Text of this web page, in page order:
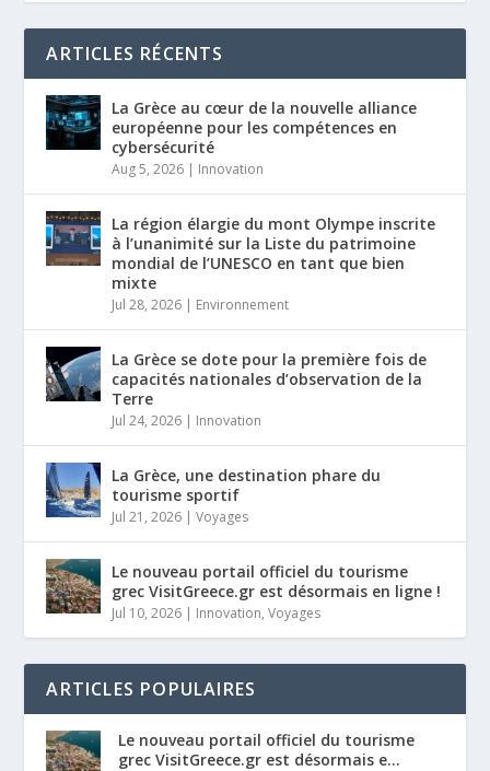
ARTICLES RÉCENTS
La Grèce au cœur de la nouvelle alliance
européenne pour les compétences en
cybersécurité
Aug 5, 2026 | Innovation
La région élargie du mont Olympe inscrite
à l’unanimité sur la Liste du patrimoine
mondial de l’UNESCO en tant que bien
mixte
Jul 28, 2026 | Environnement
La Grèce se dote pour la première fois de
capacités nationales d’observation de la
Terre
Jul 24, 2026 | Innovation
La Grèce, une destination phare du
tourisme sportif
Jul 21, 2026 |Voyages
Le nouveau portail officiel du tourisme
grec VisitGreece.gr est désormais en ligne !
Jul 10, 2026 | Innovation,Voyages
ARTICLES POPULAIRES
Le nouveau portail officiel du tourisme
grec VisitGreece.gr est désormais e...